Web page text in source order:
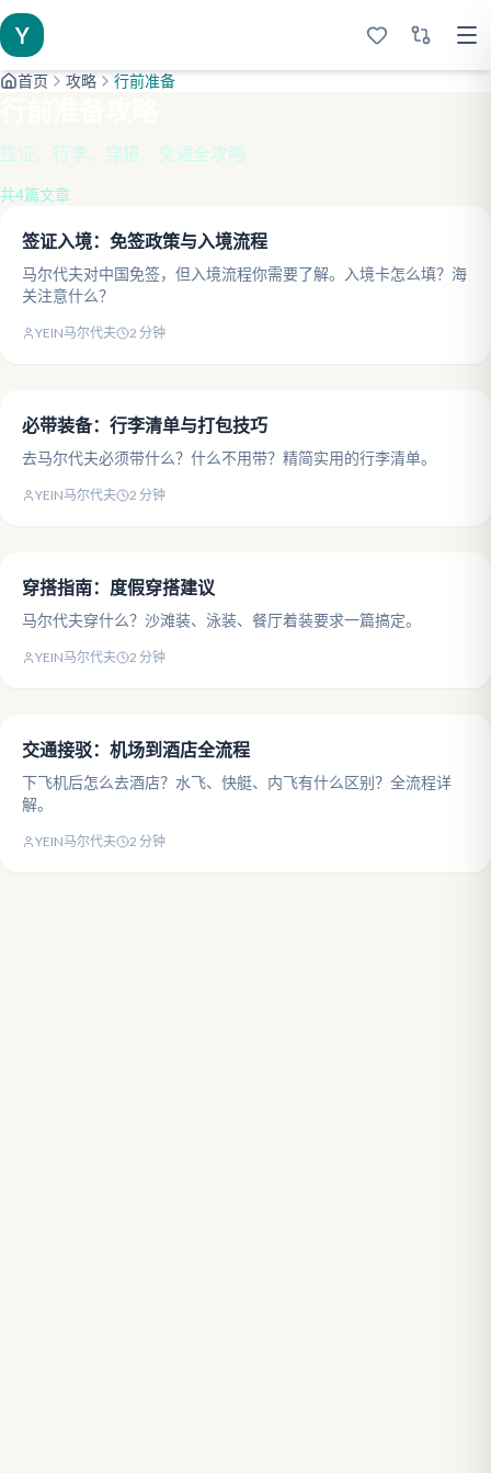
Y
首页 攻略 行前准备
签证、行李、穿搭、交通全攻略
共4篇文章
签证入境：免签政策与入境流程
马尔代夫对中国免签，但入境流程你需要了解。入境卡怎么填？海
关注意什么？
YEIN马尔代夫 2 分钟
必带装备：行李清单与打包技巧
去马尔代夫必须带什么？什么不用带？精简实用的行李清单。
YEIN马尔代夫 2 分钟
穿搭指南：度假穿搭建议
马尔代夫穿什么？沙滩装、泳装、餐厅着装要求一篇搞定。
YEIN马尔代夫 2 分钟
交通接驳：机场到酒店全流程
下飞机后怎么去酒店？水飞、快艇、内飞有什么区别？全流程详
解。
YEIN马尔代夫 2 分钟